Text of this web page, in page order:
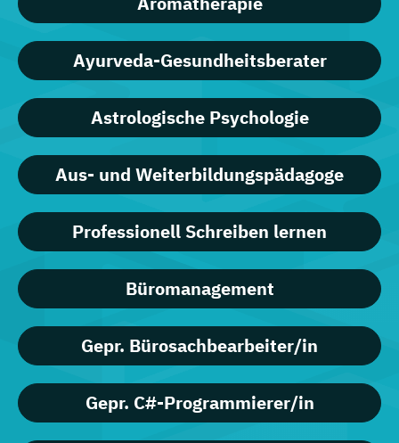
Ayurveda-Gesundheitsberater
Astrologische Psychologie
Aus- und Weiterbildungspädagoge
Professionell Schreiben lernen
Büromanagement
Gepr. Bürosachbearbeiter/in
Gepr. C#-Programmierer/in